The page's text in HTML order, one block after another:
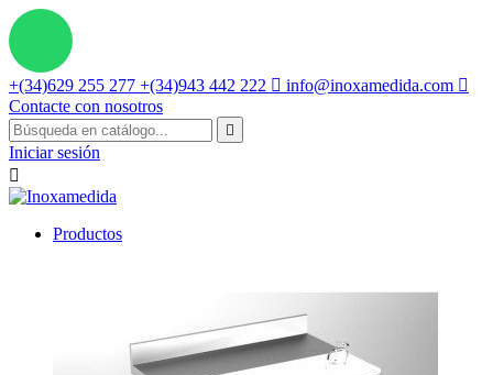
+(34)629 255 277 +(34)943 442 222  info@inoxamedida.com 
Contacte con nosotros

Iniciar sesión

Productos